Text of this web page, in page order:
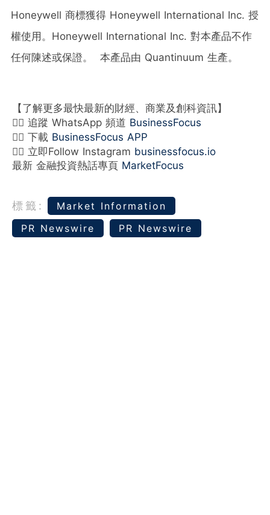
Honeywell 商標獲得 Honeywell International Inc. 授
權使用。Honeywell International Inc. 對本產品不作
任何陳述或保證。 本產品由 Quantinuum 生產。
【了解更多最快最新的財經、商業及創科資訊】
👉🏻 追蹤 WhatsApp 頻道 BusinessFocus
👉🏻 下載 BusinessFocus APP
👉🏻 立即Follow Instagram businessfocus.io
最新 金融投資熱話專頁 MarketFocus
標籤:
Market Information
PR Newswire
PR Newswire